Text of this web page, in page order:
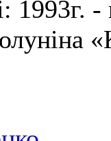
1993г.